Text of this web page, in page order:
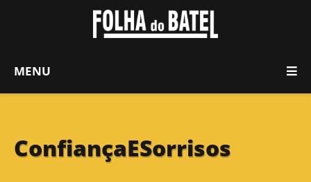
MENU
ConfiançaESorrisos